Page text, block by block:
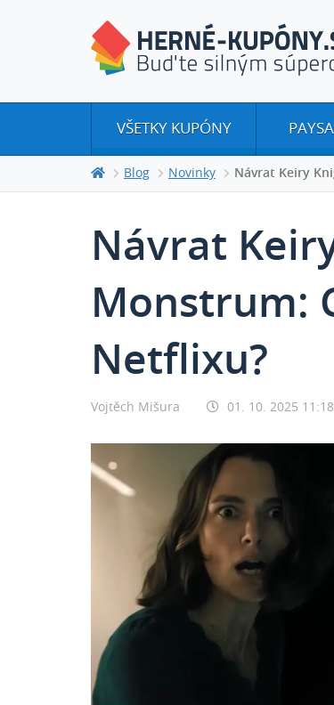
VŠETKY KUPÓNY
Blog Novinky Návrat Keiry
Návrat
Monstrum:
Netflixu?
Vojtěch Mišura 01. 10. 2025 11:18